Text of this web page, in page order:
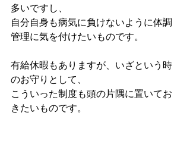
多いですし、
自分自身も病気に負けないように体調
管理に気を付けたいものです。
有給休暇もありますが、いざという時
のお守りとして、
こういった制度も頭の片隅に置いてお
きたいものです。